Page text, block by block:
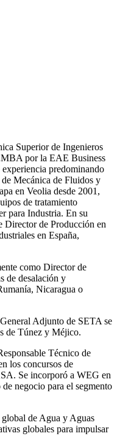
Superior de Ingenieros
por la EAE Business
predominando
Mecánica de Fluidos y
en Veolia desde 2001,
de tratamiento
para Industria. En su
Director de Producción en
en España,
como Director de
de desalación y
Nicaragua o
Adjunto de SETA se
de Túnez y Méjico.
Técnico de
los concursos de
Se incorporó a WEG en
negocio para el segmento
de Agua y Aguas
globales para impulsar